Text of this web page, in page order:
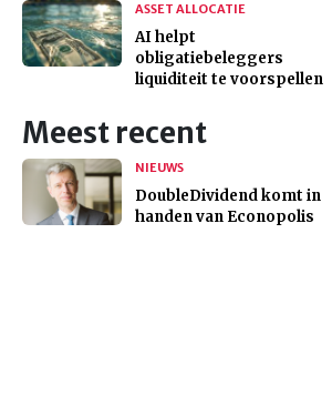
ASSET ALLOCATIE
AI helpt
obligatiebeleggers
liquiditeit te voorspellen
Meest recent
NIEUWS
DoubleDividend komt in
handen van Econopolis